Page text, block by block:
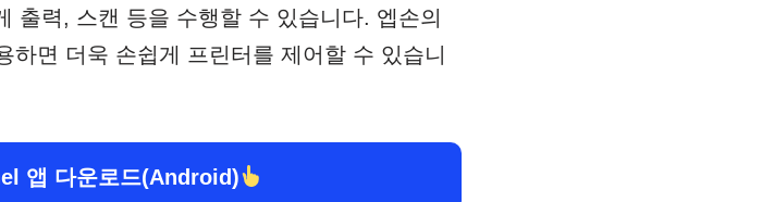
출력, 스캔 등을 수행할 수 있습니다. 엡손의
하면 더욱 손쉽게 프린터를 제어할 수 있습니
앱 다운로드(Android)